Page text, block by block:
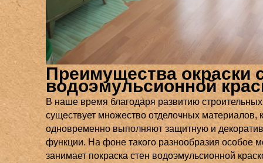
Преимущества окраски
водоэмульсионной
В наше время благодаря развитию строительных
существует множество отделочных материалов,
одновременно выполняют защитную и
функции. На фоне такого разнообразия особое
занимает покраска стен водоэмульсионной